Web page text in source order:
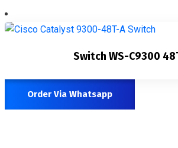
Switch WS-C9300
Order Via Whatsapp